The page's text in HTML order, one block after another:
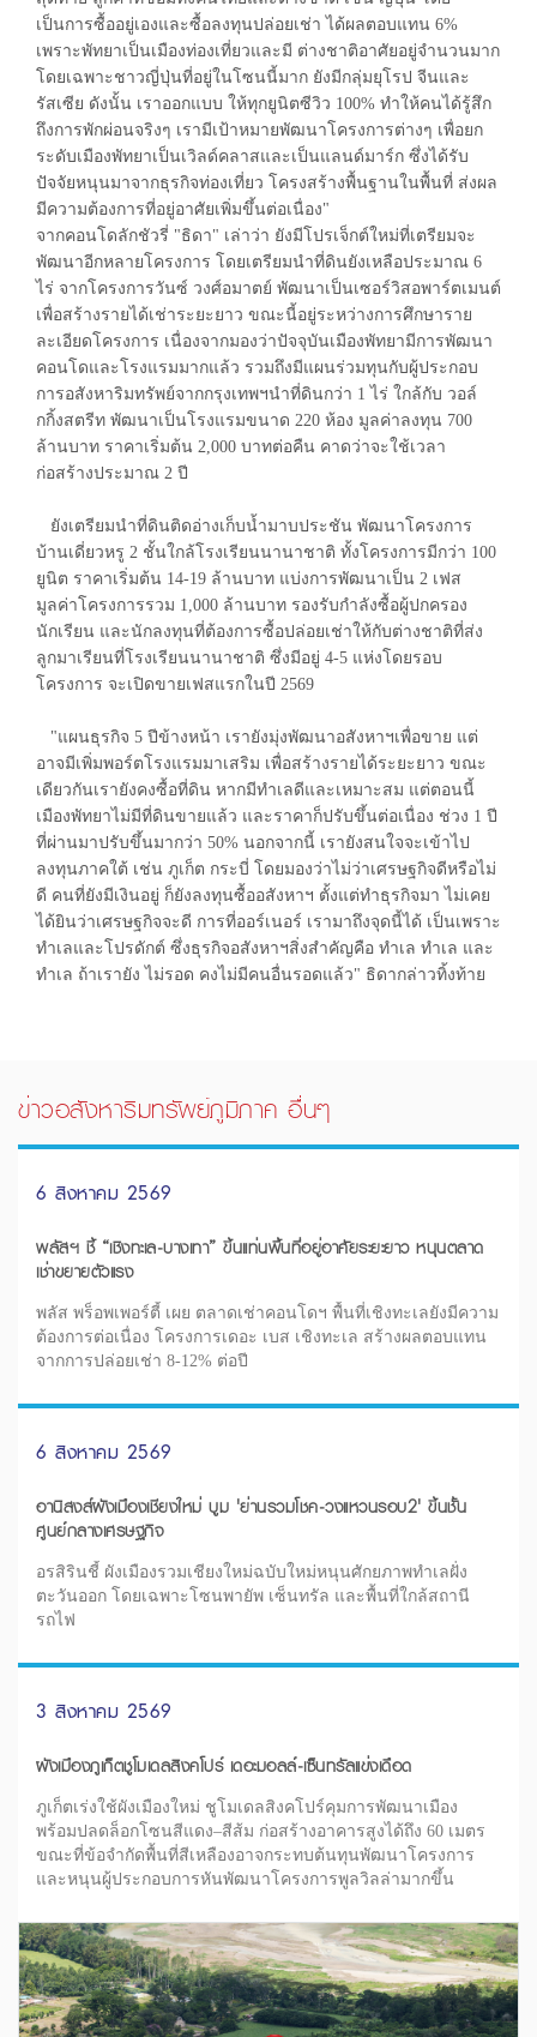
เป็นการซื้ออยู่เองและซื้อลงทุนปล่อยเช่า ได้ผลตอบแทน 6%
เพราะพัทยาเป็นเมืองท่องเที่ยวและมี ต่างชาติอาศัยอยู่จำนวนมาก
โดยเฉพาะชาวญี่ปุ่นที่อยู่ในโซนนี้มาก ยังมีกลุ่มยุโรป จีนและ
รัสเซีย ดังนั้น เราออกแบบ ให้ทุกยูนิตซีวิว 100% ทำให้คนได้รู้สึก
ถึงการพักผ่อนจริงๆ เรามีเป้าหมายพัฒนาโครงการต่างๆ เพื่อยก
ระดับเมืองพัทยาเป็นเวิลด์คลาสและเป็นแลนด์มาร์ก ซึ่งได้รับ
ปัจจัยหนุนมาจากธุรกิจท่องเที่ยว โครงสร้างพื้นฐานในพื้นที่ ส่งผล
มีความต้องการที่อยู่อาศัยเพิ่มขึ้นต่อเนื่อง"
จากคอนโดลักชัวรี่ "ธิดา" เล่าว่า ยังมีโปรเจ็กต์ใหม่ที่เตรียมจะ
พัฒนาอีกหลายโครงการ โดยเตรียมนำที่ดินยังเหลือประมาณ 6
ไร่ จากโครงการวันซ์ วงศ์อมาตย์ พัฒนาเป็นเซอร์วิสอพาร์ตเมนต์
เพื่อสร้างรายได้เช่าระยะยาว ขณะนี้อยู่ระหว่างการศึกษาราย
ละเอียดโครงการ เนื่องจากมองว่าปัจจุบันเมืองพัทยามีการพัฒนา
คอนโดและโรงแรมมากแล้ว รวมถึงมีแผนร่วมทุนกับผู้ประกอบ
การอสังหาริมทรัพย์จากกรุงเทพฯนำที่ดินกว่า 1 ไร่ ใกล้กับ วอล์
กกิ้งสตรีท พัฒนาเป็นโรงแรมขนาด 220 ห้อง มูลค่าลงทุน 700
ล้านบาท ราคาเริ่มต้น 2,000 บาทต่อคืน คาดว่าจะใช้เวลา
ก่อสร้างประมาณ 2 ปี
ยังเตรียมนำที่ดินติดอ่างเก็บน้ำมาบประชัน พัฒนาโครงการ
บ้านเดี่ยวหรู 2 ชั้นใกล้โรงเรียนนานาชาติ ทั้งโครงการมีกว่า 100
ยูนิต ราคาเริ่มต้น 14-19 ล้านบาท แบ่งการพัฒนาเป็น 2 เฟส
มูลค่าโครงการรวม 1,000 ล้านบาท รองรับกำลังซื้อผู้ปกครอง
นักเรียน และนักลงทุนที่ต้องการซื้อปล่อยเช่าให้กับต่างชาติที่ส่ง
ลูกมาเรียนที่โรงเรียนนานาชาติ ซึ่งมีอยู่ 4-5 แห่งโดยรอบ
โครงการ จะเปิดขายเฟสแรกในปี 2569
"แผนธุรกิจ 5 ปีข้างหน้า เรายังมุ่งพัฒนาอสังหาฯเพื่อขาย แต่
อาจมีเพิ่มพอร์ตโรงแรมมาเสริม เพื่อสร้างรายได้ระยะยาว ขณะ
เดียวกันเรายังคงซื้อที่ดิน หากมีทำเลดีและเหมาะสม แต่ตอนนี้
เมืองพัทยาไม่มีที่ดินขายแล้ว และราคาก็ปรับขึ้นต่อเนื่อง ช่วง 1 ปี
ที่ผ่านมาปรับขึ้นมากว่า 50% นอกจากนี้ เรายังสนใจจะเข้าไป
ลงทุนภาคใต้ เช่น ภูเก็ต กระบี่ โดยมองว่าไม่ว่าเศรษฐกิจดีหรือไม่
ดี คนที่ยังมีเงินอยู่ ก็ยังลงทุนซื้ออสังหาฯ ตั้งแต่ทำธุรกิจมา ไม่เคย
ได้ยินว่าเศรษฐกิจจะดี การที่ออร์เนอร์ เรามาถึงจุดนี้ได้ เป็นเพราะ
ทำเลและโปรดักต์ ซึ่งธุรกิจอสังหาฯสิ่งสำคัญคือ ทำเล ทำเล และ
ทำเล ถ้าเรายัง ไม่รอด คงไม่มีคนอื่นรอดแล้ว" ธิดากล่าวทิ้งท้าย
ข่าวอสังหาริมทรัพย์ภูมิภาค อื่นๆ
6 สิงหาคม 2569
พลัสฯ ชี้ “เชิงทะเล-บางเทา” ขึ้นแท่นพื้นที่อยู่อาศัยระยะยาว หนุนตลาด
เช่าขยายตัวแรง
พลัส พร็อพเพอร์ตี้ เผย ตลาดเช่าคอนโดฯ พื้นที่เชิงทะเลยังมีความ
ต้องการต่อเนื่อง โครงการเดอะ เบส เชิงทะเล สร้างผลตอบแทน
จากการปล่อยเช่า 8-12% ต่อปี
6 สิงหาคม 2569
อานิสงส์ผังเมืองเชียงใหม่ บูม 'ย่านรวมโชค-วงแหวนรอบ2' ขึ้นชั้น
ศูนย์กลางเศรษฐกิจ
อรสิรินชี้ ผังเมืองรวมเชียงใหม่ฉบับใหม่หนุนศักยภาพทำเลฝั่ง
ตะวันออก โดยเฉพาะโซนพายัพ เซ็นทรัล และพื้นที่ใกล้สถานี
รถไฟ
3 สิงหาคม 2569
ผังเมืองภูเก็ตชูโมเดลสิงคโปร์ เดอะมอลล์-เซ็นทรัลแข่งเดือด
ภูเก็ตเร่งใช้ผังเมืองใหม่ ชูโมเดลสิงคโปร์คุมการพัฒนาเมือง
พร้อมปลดล็อกโซนสีแดง–สีส้ม ก่อสร้างอาคารสูงได้ถึง 60 เมตร
ขณะที่ข้อจำกัดพื้นที่สีเหลืองอาจกระทบต้นทุนพัฒนาโครงการ
และหนุนผู้ประกอบการหันพัฒนาโครงการพูลวิลล่ามากขึ้น